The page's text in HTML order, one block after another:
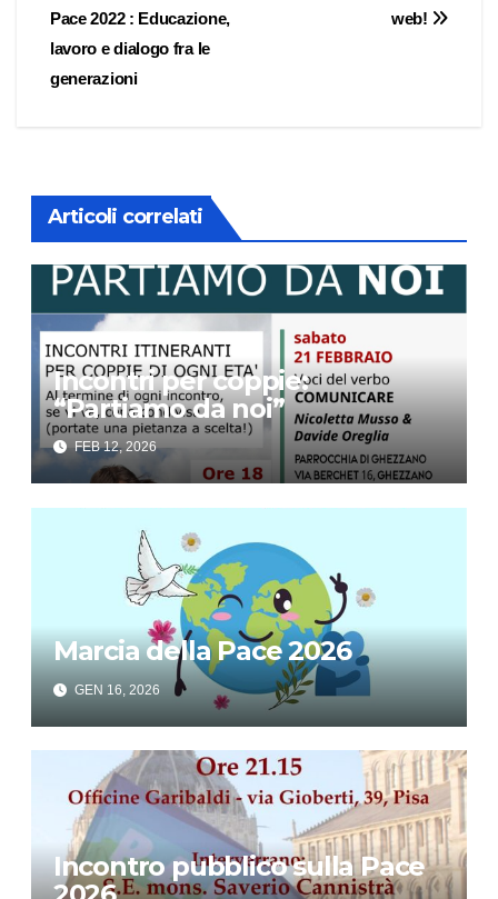
articoli
web!
Pace 2022 : Educazione,
lavoro e dialogo fra le
generazioni
Articoli correlati
Incontri per coppie:
“Partiamo da noi”
FEB 12, 2026
Marcia della Pace 2026
GEN 16, 2026
Incontro pubblico sulla Pace